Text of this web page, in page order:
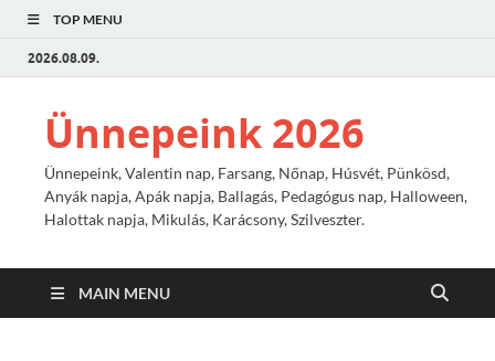
TOP MENU
2026.08.09.
Ünnepeink 2026
Ünnepeink, Valentin nap, Farsang, Nőnap, Húsvét, Pünkösd,
Anyák napja, Apák napja, Ballagás, Pedagógus nap, Halloween,
Halottak napja, Mikulás, Karácsony, Szilveszter.
MAIN MENU